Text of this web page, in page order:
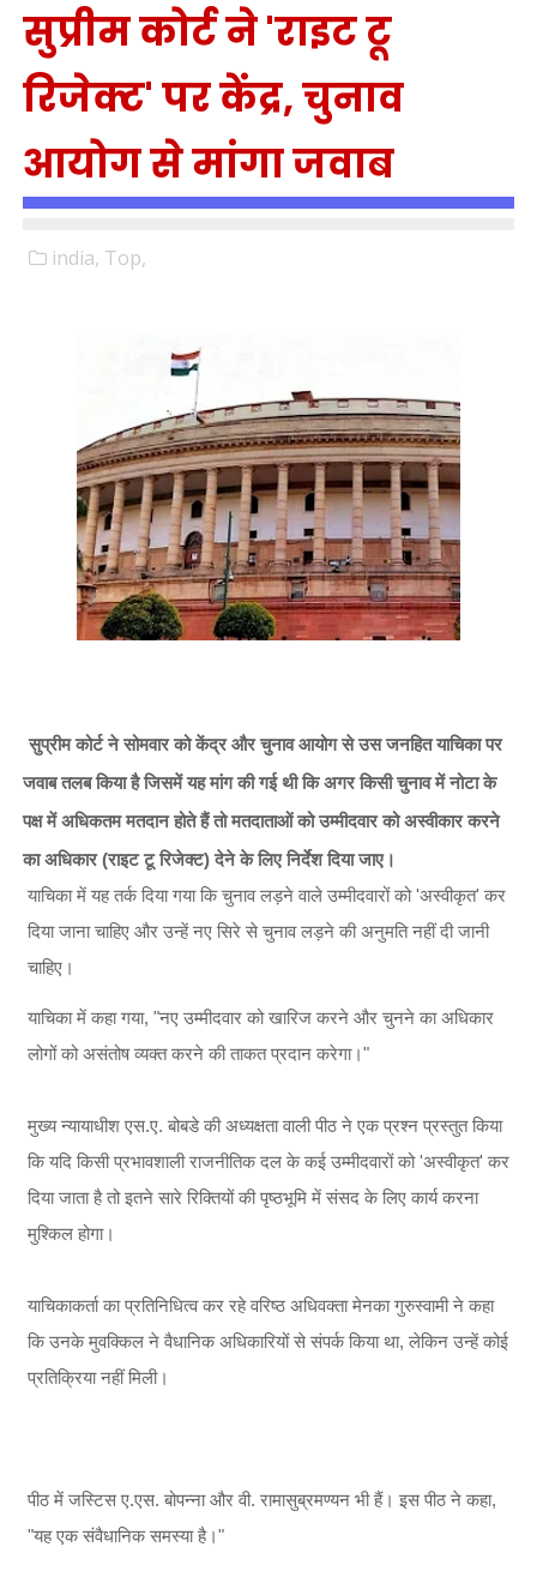
सुप्रीम कोर्ट ने 'राइट टू
रिजेक्ट' पर केंद्र, चुनाव
आयोग से मांगा जवाब
india, Top,
सुप्रीम कोर्ट ने सोमवार को केंद्र और चुनाव आयोग से उस जनहित याचिका पर
जवाब तलब किया है जिसमें यह मांग की गई थी कि अगर किसी चुनाव में नोटा के
पक्ष में अधिकतम मतदान होते हैं तो मतदाताओं को उम्मीदवार को अस्वीकार करने
का अधिकार (राइट टू रिजेक्ट) देने के लिए निर्देश दिया जाए।
याचिका में यह तर्क दिया गया कि चुनाव लड़ने वाले उम्मीदवारों को 'अस्वीकृत' कर
दिया जाना चाहिए और उन्हें नए सिरे से चुनाव लड़ने की अनुमति नहीं दी जानी
चाहिए।
याचिका में कहा गया, "नए उम्मीदवार को खारिज करने और चुनने का अधिकार
लोगों को असंतोष व्यक्त करने की ताकत प्रदान करेगा।"
मुख्य न्यायाधीश एस.ए. बोबडे की अध्यक्षता वाली पीठ ने एक प्रश्न प्रस्तुत किया
कि यदि किसी प्रभावशाली राजनीतिक दल के कई उम्मीदवारों को 'अस्वीकृत' कर
दिया जाता है तो इतने सारे रिक्तियों की पृष्ठभूमि में संसद के लिए कार्य करना
मुश्किल होगा।
याचिकाकर्ता का प्रतिनिधित्व कर रहे वरिष्ठ अधिवक्ता मेनका गुरुस्वामी ने कहा
कि उनके मुवक्किल ने वैधानिक अधिकारियों से संपर्क किया था, लेकिन उन्हें कोई
प्रतिक्रिया नहीं मिली।
पीठ में जस्टिस ए.एस. बोपन्ना और वी. रामासुब्रमण्यन भी हैं। इस पीठ ने कहा,
"यह एक संवैधानिक समस्या है।"